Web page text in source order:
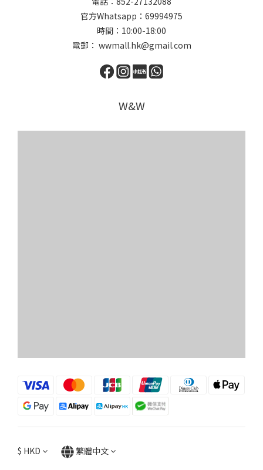
官方Whatsapp：69994975
時間：10:00-18:00
電郵： wwmall.hk@gmail.com
W&W
$ HKD 繁體中文